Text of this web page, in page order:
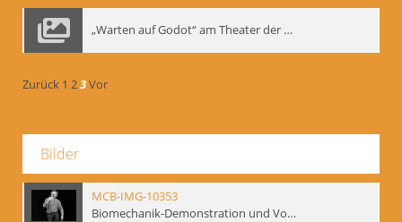
„Warten auf Godot“ am Theater der Saire, Moskau 1980er
Zurück 1 23Vor
Bilder
MCB-IMG-10353
Biomechanik-Demonstration und Vortrag, Berliner Ensemble, 04.10.1991